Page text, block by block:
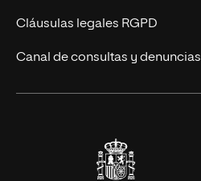
Diseño
Ciencias de la Salud
Cláusulas legales RGPD
Canal de consultas y denuncias